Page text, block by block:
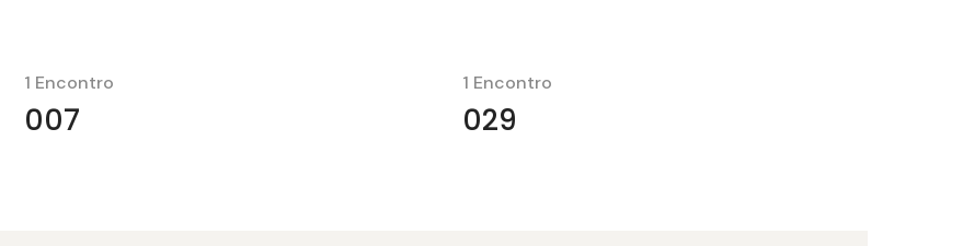
1 Encontro
007
1 Encontro
029